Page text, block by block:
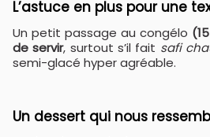
L’astuce en plus pour une
Un petit passage au congélo
de servir, surtout s’il fait safi
semi-glacé hyper agréable.
Un dessert qui nous